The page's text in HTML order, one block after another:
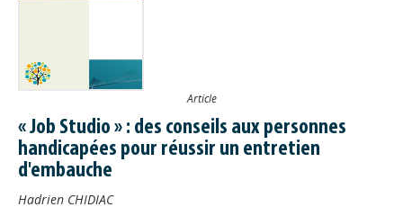
Article
« Job Studio » : des conseils aux personnes
handicapées pour réussir un entretien
d'embauche
Hadrien CHIDIAC